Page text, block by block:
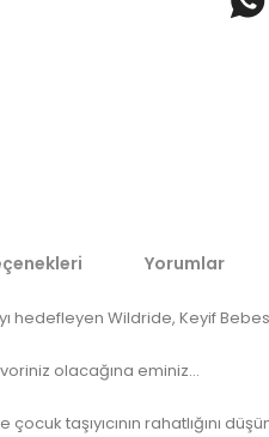
Yorumlar
hedefleyen Wildride, Keyif
olacağına eminiz...
taşıyıcının rahatlığını